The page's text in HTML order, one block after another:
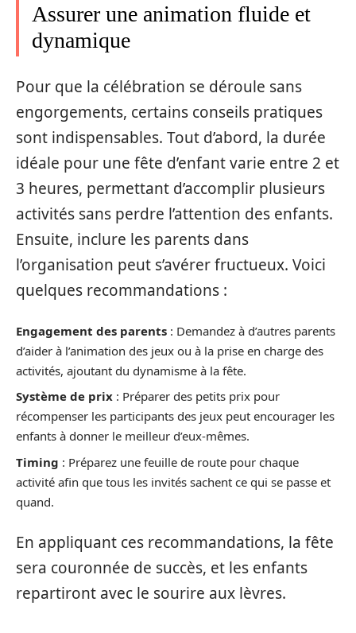
Assurer une animation fluide et
dynamique
Pour que la célébration se déroule sans
engorgements, certains conseils pratiques
sont indispensables. Tout d’abord, la durée
idéale pour une fête d’enfant varie entre 2 et
3 heures, permettant d’accomplir plusieurs
activités sans perdre l’attention des enfants.
Ensuite, inclure les parents dans
l’organisation peut s’avérer fructueux. Voici
quelques recommandations :
Engagement des parents : Demandez à d’autres parents
d’aider à l’animation des jeux ou à la prise en charge des
activités, ajoutant du dynamisme à la fête.
Système de prix : Préparer des petits prix pour
récompenser les participants des jeux peut encourager les
enfants à donner le meilleur d’eux-mêmes.
Timing : Préparez une feuille de route pour chaque
activité afin que tous les invités sachent ce qui se passe et
quand.
En appliquant ces recommandations, la fête
sera couronnée de succès, et les enfants
repartiront avec le sourire aux lèvres.